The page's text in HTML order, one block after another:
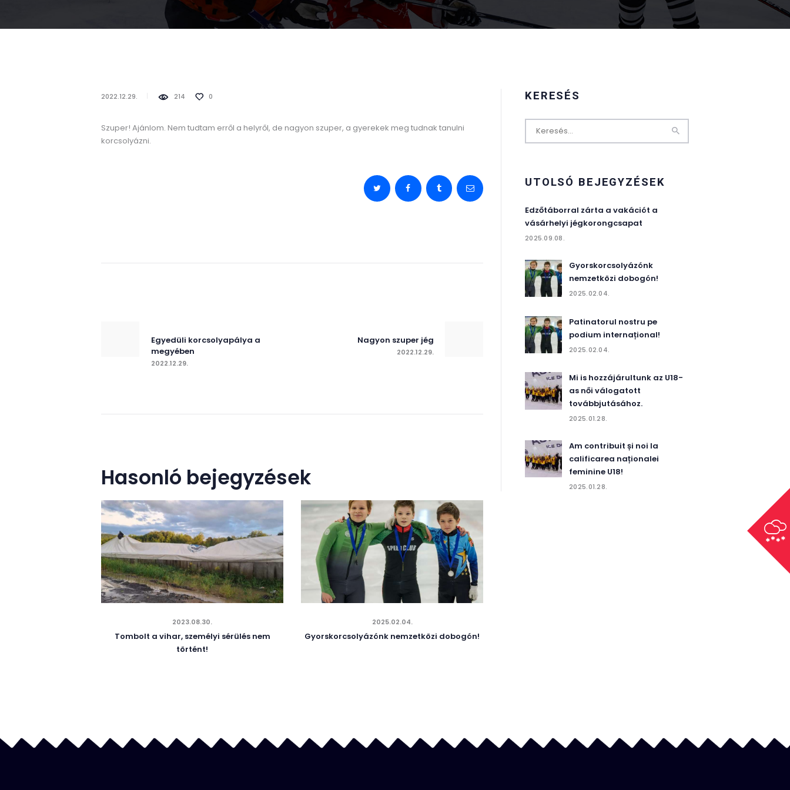
2022.12.29. 214 0
Szuper! Ajánlom. Nem tudtam erről a helyről, de nagyon szuper, a gyerekek meg tudnak tanulni
korcsolyázni.
Bejegyzés
navigáció
Egyedüli korcsolyapálya a
megyében
2022.12.29.
Nagyon szuper jég
2022.12.29.
Hasonló bejegyzések
2023.08.30.
Tombolt a vihar, személyi sérülés nem
történt!
2025.02.04.
Gyorskorcsolyázónk nemzetközi dobogón!
KERESÉS
UTOLSÓ BEJEGYZÉSEK
Edzőtáborral zárta a vakációt a
vásárhelyi jégkorongcsapat
2025.09.08.
Gyorskorcsolyázónk
nemzetközi dobogón!
2025.02.04.
Patinatorul nostru pe
podium internațional!
2025.02.04.
Mi is hozzájárultunk az U18-
as női válogatott
továbbjutásához.
2025.01.28.
Am contribuit și noi la
calificarea naționalei
feminine U18!
2025.01.28.